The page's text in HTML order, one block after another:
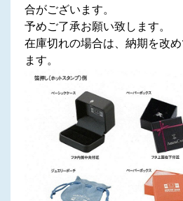
合がございます。
予めご了承お願い致します。
在庫切れの場合は、納期を改
ます。